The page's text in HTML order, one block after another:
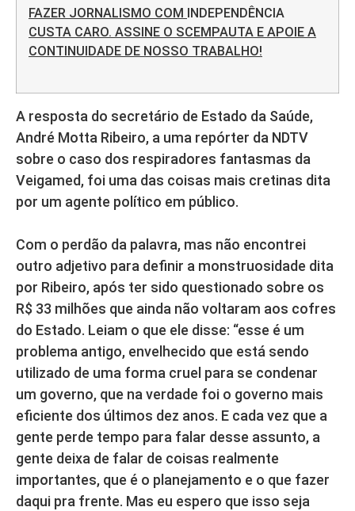
FAZER JORNALISMO COM
INDEPENDÊNCIA
CUSTA CARO. ASSINE O SCEMPAUTA E APOIE A
CONTINUIDADE DE NOSSO TRABALHO!
A resposta do secretário de Estado da Saúde,
André Motta Ribeiro, a uma repórter da NDTV
sobre o caso dos respiradores fantasmas da
Veigamed, foi uma das coisas mais cretinas dita
por um agente político em público.
Com o perdão da palavra, mas não encontrei
outro adjetivo para definir a monstruosidade dita
por Ribeiro, após ter sido questionado sobre os
R$ 33 milhões que ainda não voltaram aos cofres
do Estado. Leiam o que ele disse: “esse é um
problema antigo, envelhecido que está sendo
utilizado de uma forma cruel para se condenar
um governo, que na verdade foi o governo mais
eficiente dos últimos dez anos. E cada vez que a
gente perde tempo para falar desse assunto, a
gente deixa de falar de coisas realmente
importantes, que é o planejamento e o que fazer
daqui pra frente. Mas eu espero que isso seja